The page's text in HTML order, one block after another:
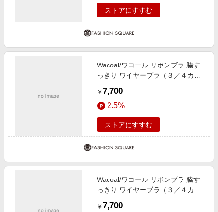
ストアにすすむ
Wacoal/ワコール リボンブラ 脇す
っきり ワイヤーブラ（３／４カッ
￥ 7,700
2.5%
ストアにすすむ
Wacoal/ワコール リボンブラ 脇す
っきり ワイヤーブラ（３／４カッ
￥ 7,700